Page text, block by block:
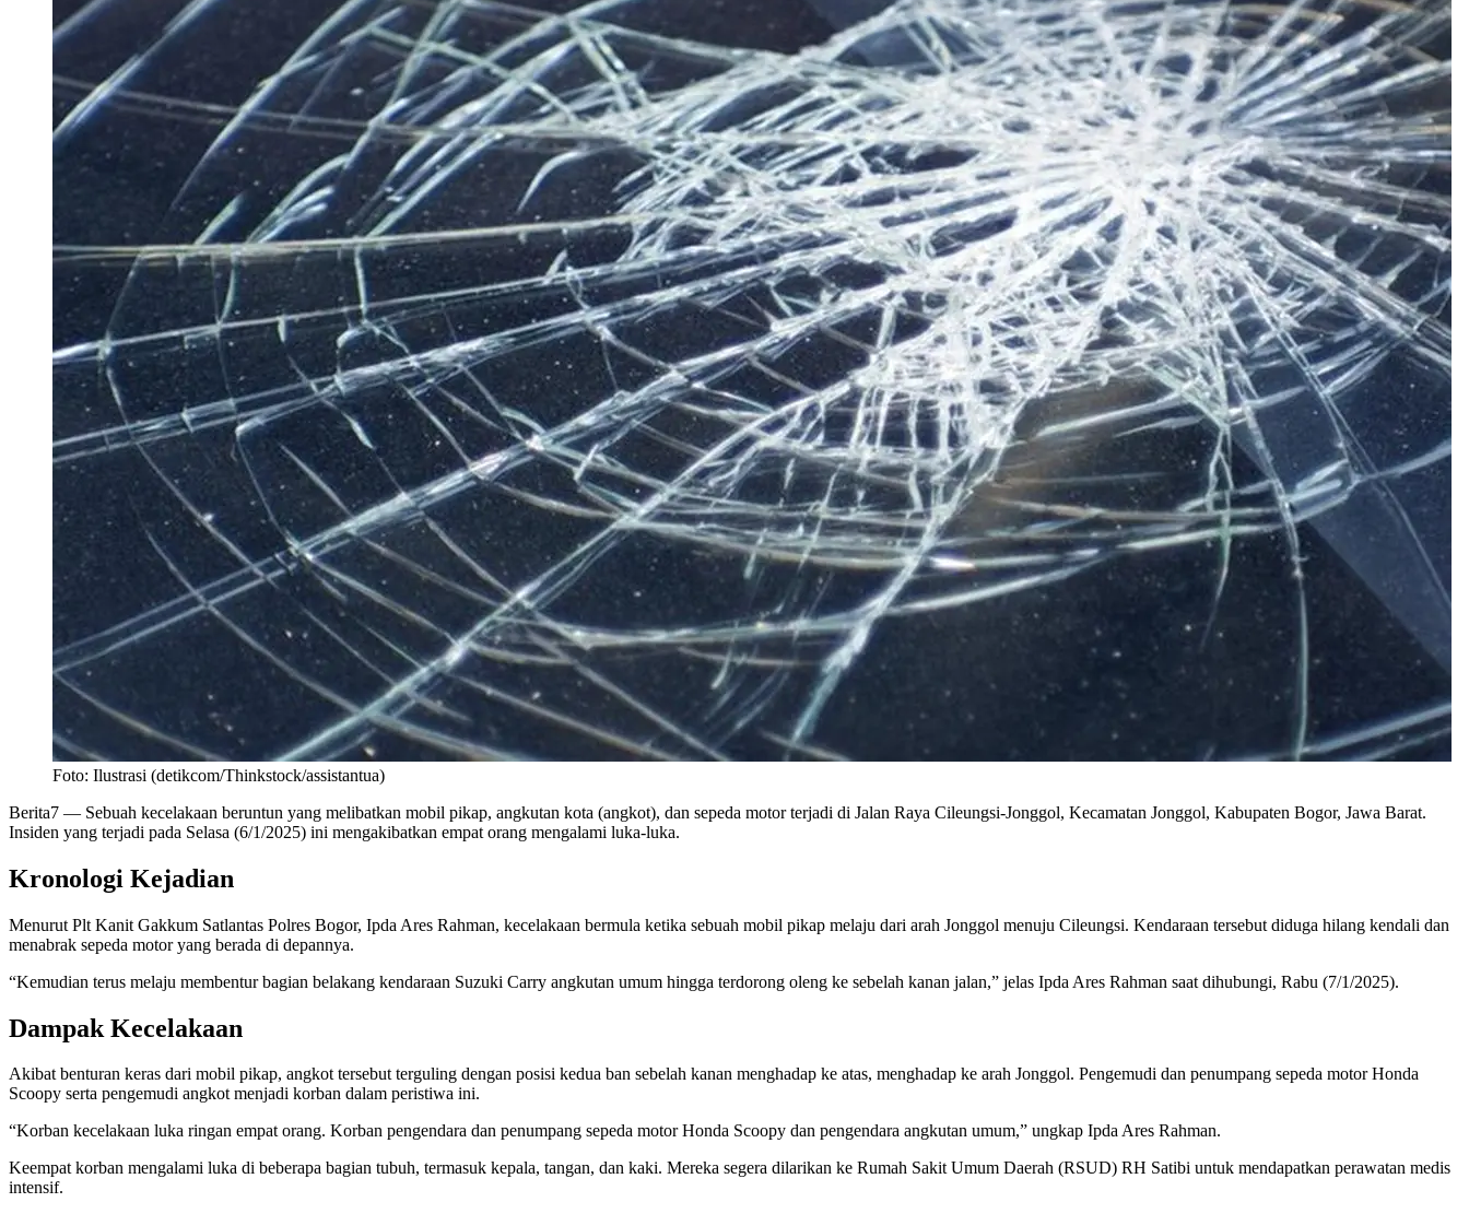
Foto: Ilustrasi (detikcom/Thinkstock/assistantua)
Berita7 — Sebuah kecelakaan beruntun yang melibatkan mobil pikap, angkutan kota (angkot), dan sepeda motor terjadi di Jalan Raya Cileungsi-Jonggol, Kecamatan Jonggol, Kabupaten Bogor, Jawa Barat.
Insiden yang terjadi pada Selasa (6/1/2025) ini mengakibatkan empat orang mengalami luka-luka.
Kronologi Kejadian
Menurut Plt Kanit Gakkum Satlantas Polres Bogor, Ipda Ares Rahman, kecelakaan bermula ketika sebuah mobil pikap melaju dari arah Jonggol menuju Cileungsi. Kendaraan tersebut diduga hilang kendali dan
menabrak sepeda motor yang berada di depannya.
“Kemudian terus melaju membentur bagian belakang kendaraan Suzuki Carry angkutan umum hingga terdorong oleng ke sebelah kanan jalan,” jelas Ipda Ares Rahman saat dihubungi, Rabu (7/1/2025).
Dampak Kecelakaan
Akibat benturan keras dari mobil pikap, angkot tersebut terguling dengan posisi kedua ban sebelah kanan menghadap ke atas, menghadap ke arah Jonggol. Pengemudi dan penumpang sepeda motor Honda
Scoopy serta pengemudi angkot menjadi korban dalam peristiwa ini.
“Korban kecelakaan luka ringan empat orang. Korban pengendara dan penumpang sepeda motor Honda Scoopy dan pengendara angkutan umum,” ungkap Ipda Ares Rahman.
Keempat korban mengalami luka di beberapa bagian tubuh, termasuk kepala, tangan, dan kaki. Mereka segera dilarikan ke Rumah Sakit Umum Daerah (RSUD) RH Satibi untuk mendapatkan perawatan medis
intensif.